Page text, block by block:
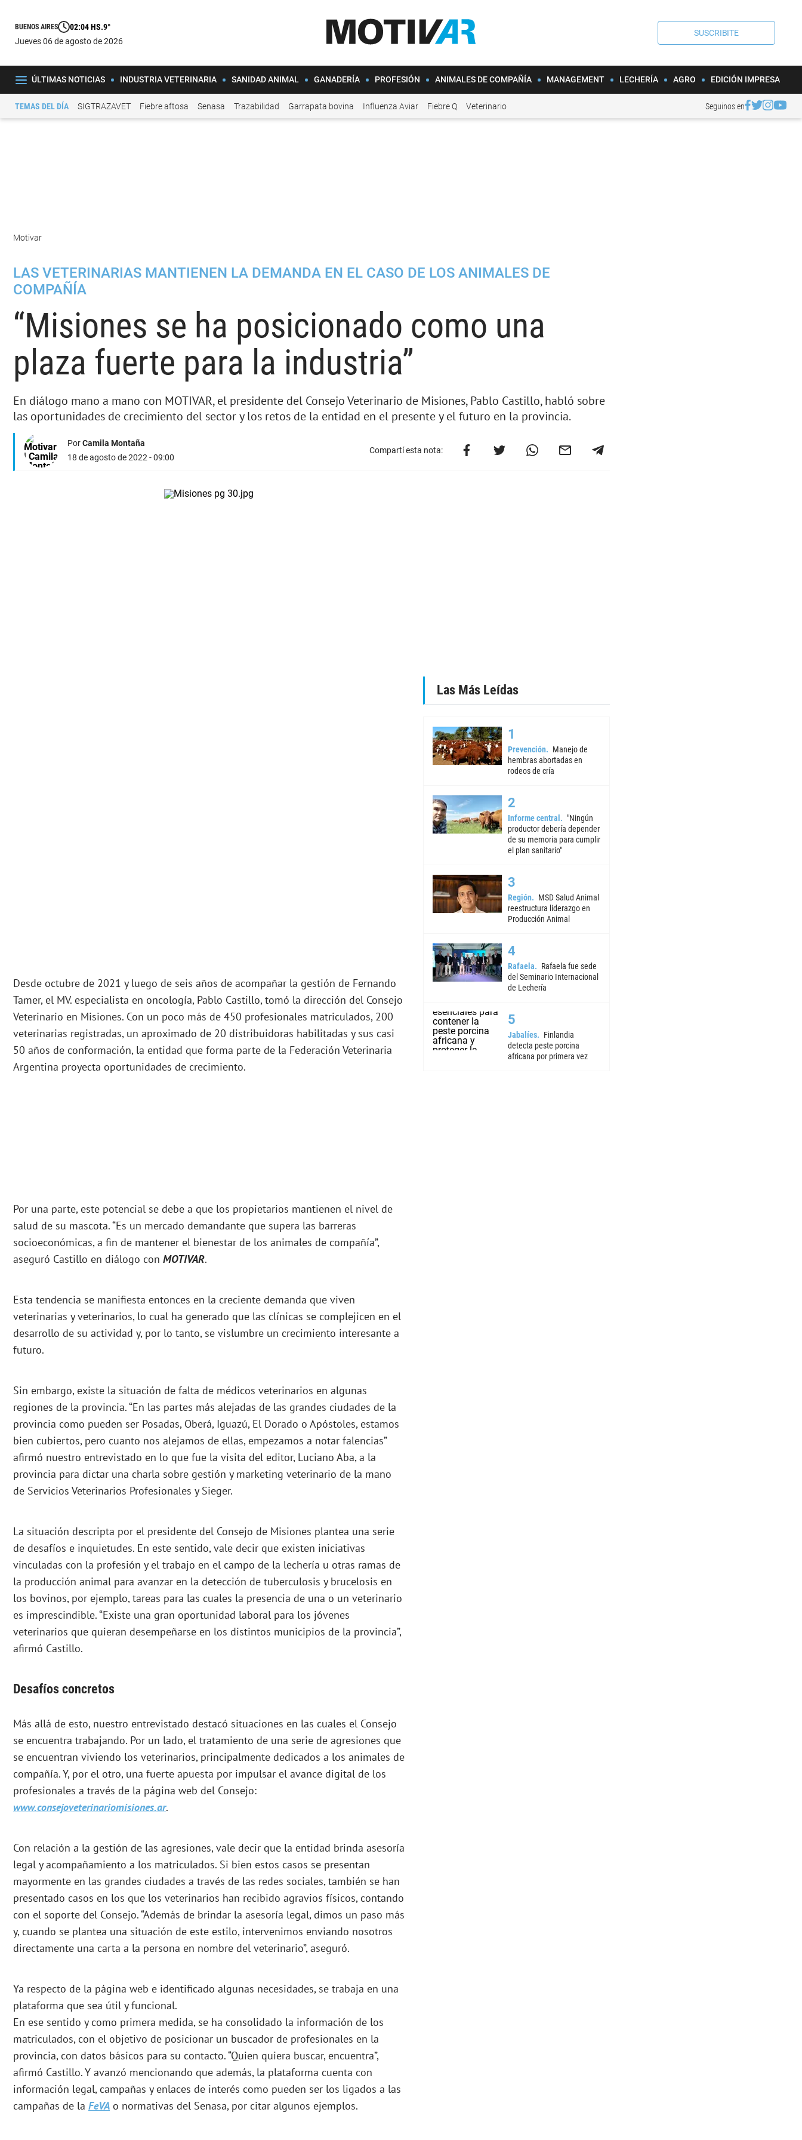
BUENOS AIRES 02:04 HS.9°
jueves 06 de agosto de 2026
SUSCRIBITE
ÚLTIMAS NOTICIAS INDUSTRIA VETERINARIA SANIDAD ANIMAL GANADERÍA PROFESIÓN ANIMALES DE COMPAÑÍA MANAGEMENT LECHERÍA AGRO EDICIÓN IMPRESA
TEMAS DEL DÍA SIGTRAZAVET Fiebre aftosa Senasa Trazabilidad Garrapata bovina Influenza Aviar Fiebre Q Veterinario Seguinos en
Motivar
LAS VETERINARIAS MANTIENEN LA DEMANDA EN EL CASO DE LOS ANIMALES DE
COMPAÑÍA
“Misiones se ha posicionado como una
plaza fuerte para la industria”
En diálogo mano a mano con MOTIVAR, el presidente del Consejo Veterinario de Misiones, Pablo Castillo, habló sobre
las oportunidades de crecimiento del sector y los retos de la entidad en el presente y el futuro en la provincia.
PorCamila Montaña
18 de agosto de 2022 - 09:00
Compartí esta nota:
Desde octubre de 2021 y luego de seis años de acompañar la gestión de Fernando
Tamer, el MV. especialista en oncología, Pablo Castillo, tomó la dirección del Consejo
Veterinario en Misiones. Con un poco más de 450 profesionales matriculados, 200
veterinarias registradas, un aproximado de 20 distribuidoras habilitadas y sus casi
50 años de conformación, la entidad que forma parte de la Federación Veterinaria
Argentina proyecta oportunidades de crecimiento.
Por una parte, este potencial se debe a que los propietarios mantienen el nivel de
salud de su mascota. “Es un mercado demandante que supera las barreras
socioeconómicas, a fin de mantener el bienestar de los animales de compañía”,
aseguró Castillo en diálogo con MOTIVAR.
Esta tendencia se manifiesta entonces en la creciente demanda que viven
veterinarias y veterinarios, lo cual ha generado que las clínicas se complejicen en el
desarrollo de su actividad y, por lo tanto, se vislumbre un crecimiento interesante a
futuro.
Sin embargo, existe la situación de falta de médicos veterinarios en algunas
regiones de la provincia. “En las partes más alejadas de las grandes ciudades de la
provincia como pueden ser Posadas, Oberá, Iguazú, El Dorado o Apóstoles, estamos
bien cubiertos, pero cuanto nos alejamos de ellas, empezamos a notar falencias”
afirmó nuestro entrevistado en lo que fue la visita del editor, Luciano Aba, a la
provincia para dictar una charla sobre gestión y marketing veterinario de la mano
de Servicios Veterinarios Profesionales y Sieger.
La situación descripta por el presidente del Consejo de Misiones plantea una serie
de desafíos e inquietudes. En este sentido, vale decir que existen iniciativas
vinculadas con la profesión y el trabajo en el campo de la lechería u otras ramas de
la producción animal para avanzar en la detección de tuberculosis y brucelosis en
los bovinos, por ejemplo, tareas para las cuales la presencia de una o un veterinario
es imprescindible. “Existe una gran oportunidad laboral para los jóvenes
veterinarios que quieran desempeñarse en los distintos municipios de la provincia”,
afirmó Castillo.
Desafíos concretos
Más allá de esto, nuestro entrevistado destacó situaciones en las cuales el Consejo
se encuentra trabajando. Por un lado, el tratamiento de una serie de agresiones que
se encuentran viviendo los veterinarios, principalmente dedicados a los animales de
compañía. Y, por el otro, una fuerte apuesta por impulsar el avance digital de los
profesionales a través de la página web del Consejo:
www.consejoveterinariomisiones.ar.
Con relación a la gestión de las agresiones, vale decir que la entidad brinda asesoría
legal y acompañamiento a los matriculados. Si bien estos casos se presentan
mayormente en las grandes ciudades a través de las redes sociales, también se han
presentado casos en los que los veterinarios han recibido agravios físicos, contando
con el soporte del Consejo. “Además de brindar la asesoría legal, dimos un paso más
y, cuando se plantea una situación de este estilo, intervenimos enviando nosotros
directamente una carta a la persona en nombre del veterinario”, aseguró.
Ya respecto de la página web e identificado algunas necesidades, se trabaja en una
plataforma que sea útil y funcional.
En ese sentido y como primera medida, se ha consolidado la información de los
matriculados, con el objetivo de posicionar un buscador de profesionales en la
provincia, con datos básicos para su contacto. “Quien quiera buscar, encuentra”,
afirmó Castillo. Y avanzó mencionando que además, la plataforma cuenta con
información legal, campañas y enlaces de interés como pueden ser los ligados a las
campañas de la FeVA o normativas del Senasa, por citar algunos ejemplos.
Las Más Leídas
Prevención
Manejo de
hembras abortadas en
rodeos de cría
Informe central
"Ningún
productor debería depender
de su memoria para cumplir
el plan sanitario"
Región
MSD Salud Animal
reestructura liderazgo en
Producción Animal
Rafaela
Rafaela fue sede
del Seminario Internacional
de Lechería
Jabalíes
Finlandia
detecta peste porcina
africana por primera vez